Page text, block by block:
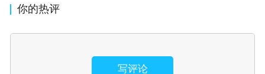
你的热评
写评论